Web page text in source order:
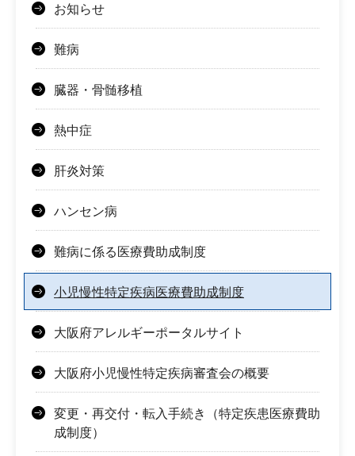
お知らせ
難病
臓器・骨髄移植
熱中症
肝炎対策
ハンセン病
難病に係る医療費助成制度
小児慢性特定疾病医療費助成制度
大阪府アレルギーポータルサイト
大阪府小児慢性特定疾病審査会の概要
変更・再交付・転入手続き（特定疾患医療費助
成制度）